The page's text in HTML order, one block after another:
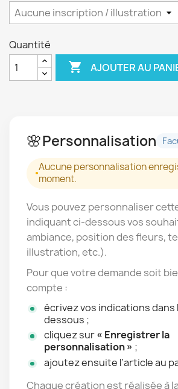
Quantité
 AJOUTER AU
🌸Personnalisation
Aucune personnalisation
moment.
Vous pouvez personnaliser
indiquant ci-dessous vos
ambiance, position des fleurs,
illustration, etc.).
Pour que votre demande soit
compte :
écrivez vos indications dans
dessous ;
cliquez sur« Enregistrer la
personnalisation » ;
ajoutez ensuite l’article au
Chaque création est réalisée à